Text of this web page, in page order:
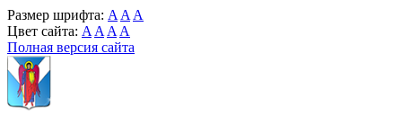
Размер шрифта: A A A
Цвет сайта: A A A A
Полная версия сайта